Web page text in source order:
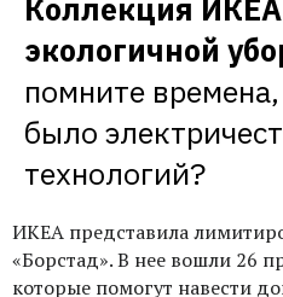
Коллекция
экологичной
помните
было
технологий?
ИКЕА представила
«Борстад». В нее вошли 26
которые помогут навести